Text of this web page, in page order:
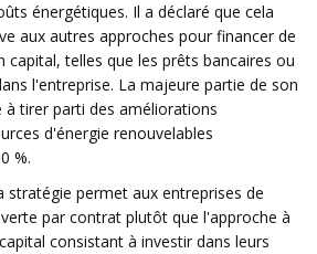
énergétiques. Il a déclaré que cela
aux autres approches pour financer de
capital, telles que les prêts bancaires ou
l'entreprise. La majeure partie de son
à tirer parti des améliorations
d'énergie renouvelables
%.
stratégie permet aux entreprises de
par contrat plutôt que l'approche à
consistant à investir dans leurs